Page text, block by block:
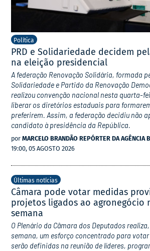
Política
PRD e Solidariedade decidem
na eleição presidencial
A federação Renovação Solidária, formada
Solidariedade e Partido da Renovação
realizou convenção nacional nesta quarta-
liberar os diretórios estaduais para
preferirem. Assim, a federação decidiu não
candidato à presidência da República.
por MARCELO BRANDÃO REPÓRTER DA AGÊNCIA
19:00, 05 AGOSTO 2026
Últimas notícias
Câmara pode votar medidas
projetos ligados ao agronegócio
semana
O Plenário da Câmara dos Deputados
semana, um esforço concentrado para
serão definidas na reunião de líderes,